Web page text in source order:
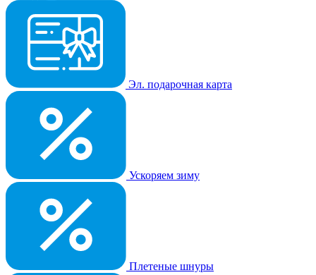
Эл. подарочная карта
Ускоряем зиму
Плетеные шнуры